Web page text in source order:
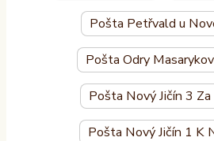
Pošta Petřvald u
Pošta Odry
Pošta Nový Jičín 3
Pošta Nový Jičín 1 K